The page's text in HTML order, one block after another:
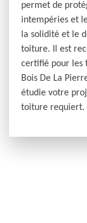
permet de
intempéries et
la solidité et le
toiture. Il est
certifié pour les
Bois De La
étudie votre
toiture requiert.